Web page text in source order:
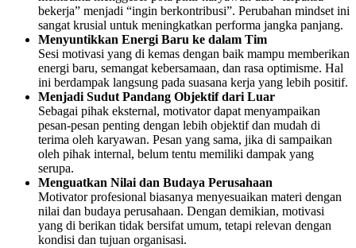
bekerja” menjadi “ingin berkontribusi”. Perubahan mindset ini
sangat krusial untuk meningkatkan performa jangka panjang.
Menyuntikkan Energi Baru ke dalam Tim
Sesi motivasi yang di kemas dengan baik mampu memberikan
energi baru, semangat kebersamaan, dan rasa optimisme. Hal
ini berdampak langsung pada suasana kerja yang lebih positif.
Menjadi Sudut Pandang Objektif dari Luar
Sebagai pihak eksternal, motivator dapat menyampaikan
pesan-pesan penting dengan lebih objektif dan mudah di
terima oleh karyawan. Pesan yang sama, jika di sampaikan
oleh pihak internal, belum tentu memiliki dampak yang
serupa.
Menguatkan Nilai dan Budaya Perusahaan
Motivator profesional biasanya menyesuaikan materi dengan
nilai dan budaya perusahaan. Dengan demikian, motivasi
yang di berikan tidak bersifat umum, tetapi relevan dengan
kondisi dan tujuan organisasi.